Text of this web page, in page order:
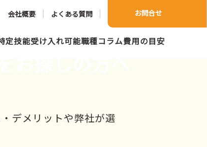
会社概要 よくある質問 お問合せ
定技能受け入れ可能職種コラム費用の目安
探しの方へ
デメリットや弊社が選